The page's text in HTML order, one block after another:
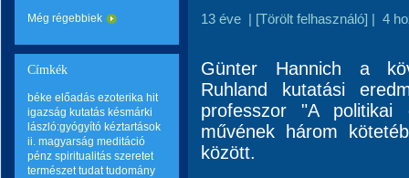
Még régebbiek
Címkék
béke előadás ezoterika hit
igazság kutatás késmárki
lászló:gyógyító kéztartások
ii. magyarság meditáció
pénz spiritualitás szeretet
természet tudat tudomány
13 éve | [Törölt felhasználó] | 4
Günter Hannich a
Ruhland kutatási
professzor "A politikai
művének három
között.